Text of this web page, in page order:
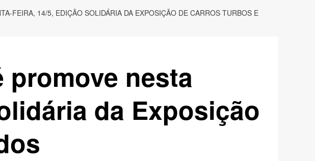
FEIRA, 14/5, EDIÇÃO SOLIDÁRIA DA EXPOSIÇÃO DE CARROS TURBOS E
promove nesta
da Exposição